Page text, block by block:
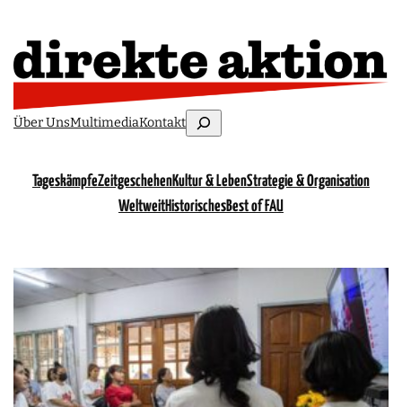
Über UnsMultimediaKontaktSuchen
TageskämpfeZeitgeschehenKultur & LebenStrategie & Organisation
WeltweitHistorischesBest of FAU